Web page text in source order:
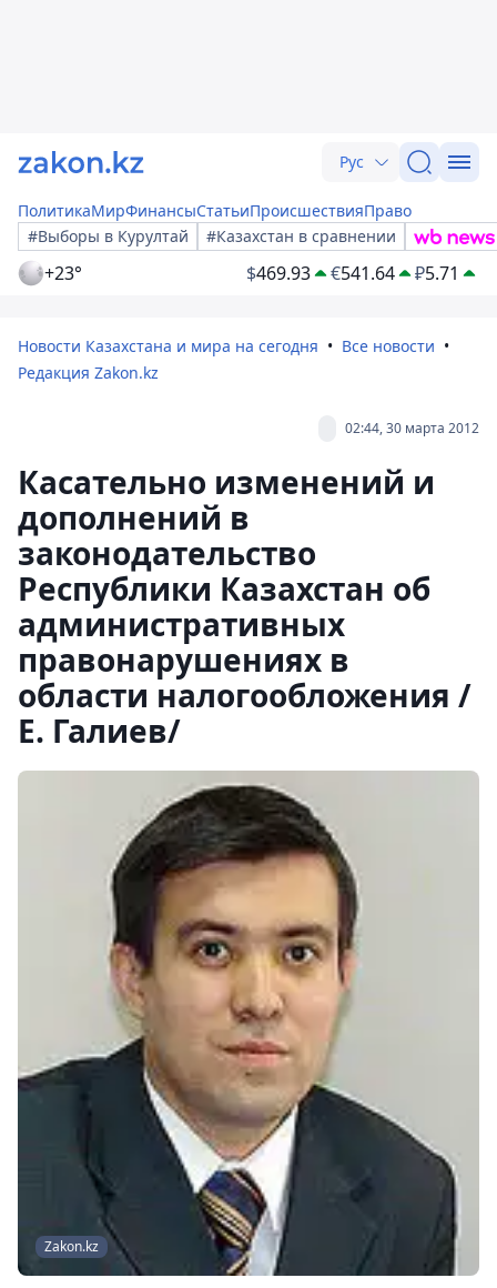
Рус
ПолитикаМирФинансыСтатьиПроисшествияПраво
#Выборы в Курултай
#Казахстан в сравнении
+23° $469.93 €541.64 ₽5.71
Новости Казахстана и мира на сегодня
Все новости
Редакция Zakon.kz
02:44, 30 марта 2012
Касательно изменений и
дополнений в
законодательство
Республики Казахстан об
административных
правонарушениях в
области налогообложения /
Е. Галиев/
Zakon.kz